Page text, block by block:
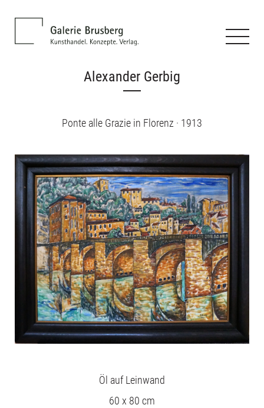
Alexander Gerbig
Ponte alle Grazie in Florenz · 1913
Öl auf Leinwand
60 x 80 cm